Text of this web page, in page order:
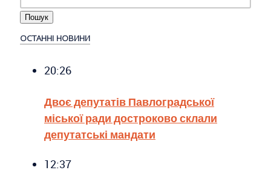
ОСТАННІ НОВИНИ
20:26
Двоє депутатів Павлоградської
міської ради достроково склали
депутатські мандати
12:37